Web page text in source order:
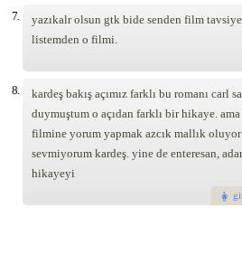
7.
yazıkalr olsun gtk bide senden film
listemden o filmi.
8.
kardeş bakış açımız farklı bu romanı carl
duymuştum o açıdan farklı bir hikaye.
filmine yorum yapmak azcık mallık oluyor
sevmiyorum kardeş. yine de enteresan,
hikayeyi